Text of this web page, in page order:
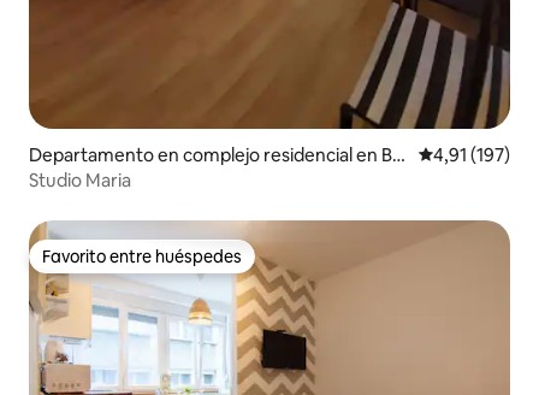
Departamento en complejo residencial en Be
ograd
Calificación
4,91 (197)
Studio Maria
Favorito entre huéspedes
Favorito entre huéspedes